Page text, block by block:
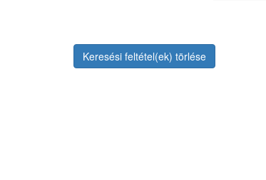
Keresési feltétel(ek) törlése